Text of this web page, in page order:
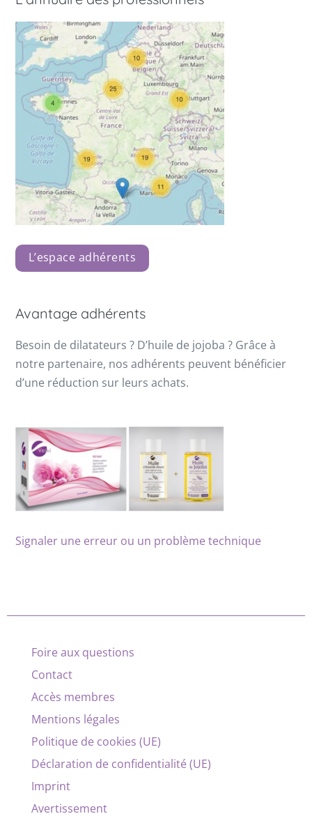
L’espace adhérents
Avantage adhérents
Besoin de dilatateurs ? D’huile de jojoba ? Grâce à
notre partenaire, nos adhérents peuvent bénéficier
d’une réduction sur leurs achats.
Signaler une erreur ou un problème technique
Foire aux questions
Contact
Accès membres
Mentions légales
Politique de cookies (UE)
Déclaration de confidentialité (UE)
Imprint
Avertissement